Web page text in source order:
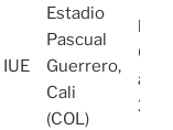
IUE
Estadio
Pascual
Guerrero,
Cali
(COL)
lun,
01
ago